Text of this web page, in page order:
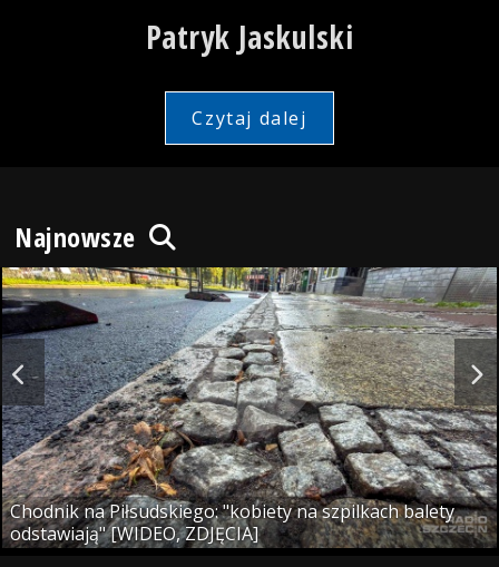
Patryk Jaskulski
Czytaj dalej
Najnowsze
Chodnik na Piłsudskiego: "kobiety na szpilkach balety
odstawiają" [WIDEO, ZDJĘCIA]